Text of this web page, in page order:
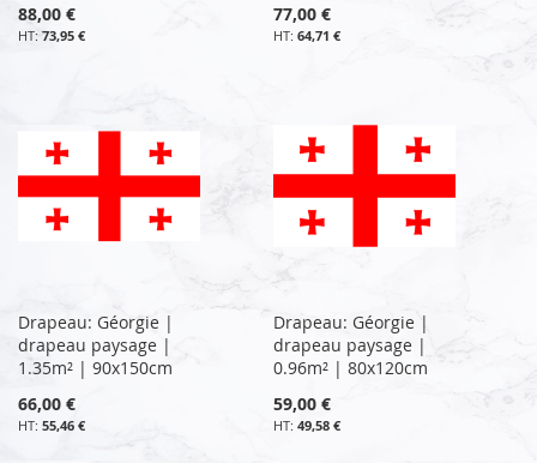
88,00 €
73,95 €
77,00 €
64,71 €
Drapeau: Géorgie |
drapeau paysage |
1.35m² | 90x150cm
66,00 €
55,46 €
Drapeau: Géorgie |
drapeau paysage |
0.96m² | 80x120cm
59,00 €
49,58 €